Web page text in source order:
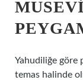
Yahudiliğe göre
temas halinde